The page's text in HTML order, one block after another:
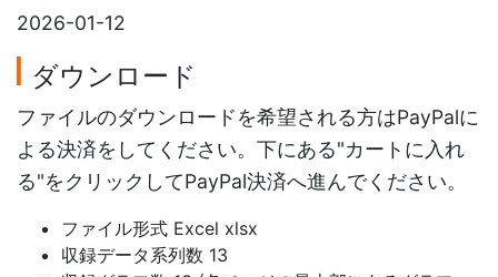
2026-01-12
ダウンロード
ファイルのダウンロードを希望される方はPayPalに
よる決済をしてください。下にある"カートに入れ
る"をクリックしてPayPal決済へ進んでください。
ファイル形式 Excel xlsx
収録データ系列数 13